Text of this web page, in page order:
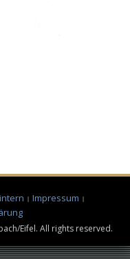
Impressum
Eifel. All rights reserved.